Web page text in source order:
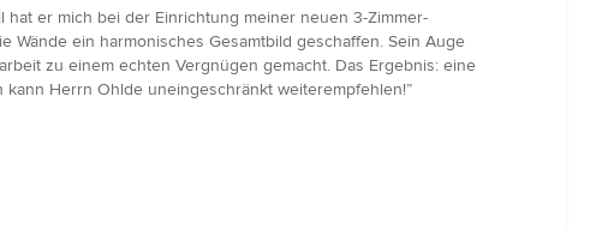
er mich bei der Einrichtung meiner neuen 3-Zimmer-
ein harmonisches Gesamtbild geschaffen. Sein Auge
zu einem echten Vergnügen gemacht. Das Ergebnis: eine
Herrn Ohlde uneingeschränkt weiterempfehlen!”